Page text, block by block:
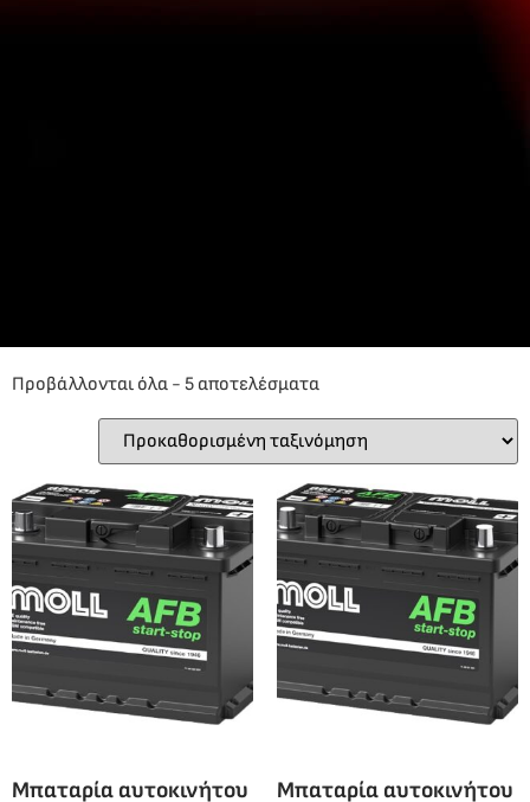
Προβάλλονται όλα - 5 αποτελέσματα
Μπαταρία αυτοκινήτου
Μπαταρία αυτοκινήτου